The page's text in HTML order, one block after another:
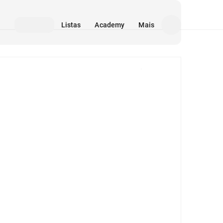
Listas Academy Mais